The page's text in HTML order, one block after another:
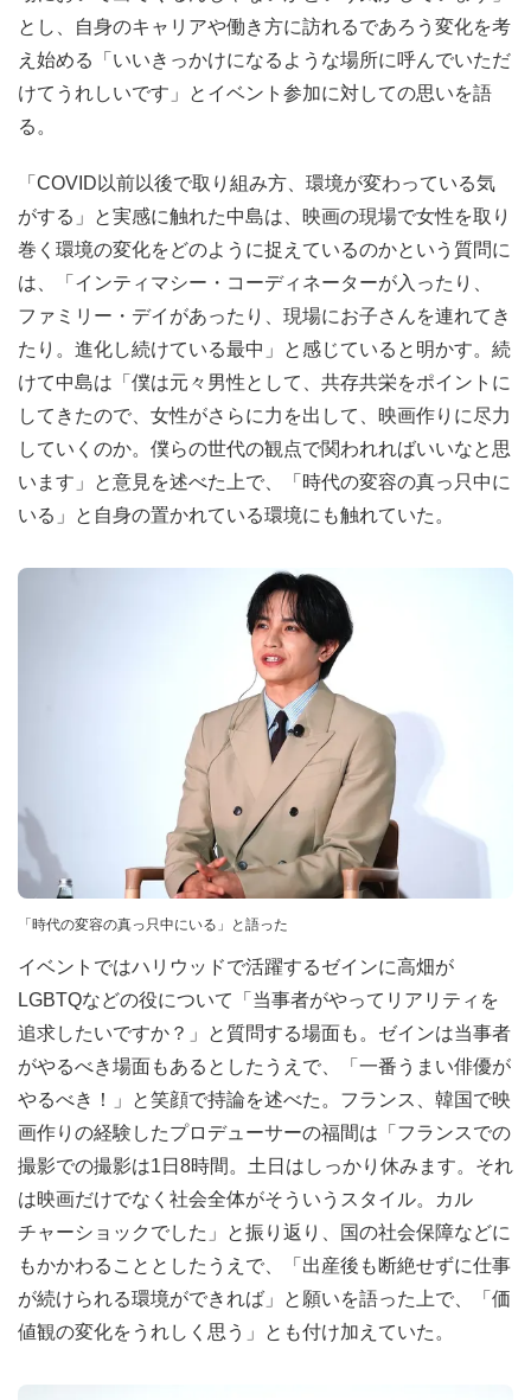
とし、自身のキャリアや働き方に訪れるであろう変化を考
え始める「いいきっかけになるような場所に呼んでいただ
けてうれしいです」とイベント参加に対しての思いを語
る。
「COVID以前以後で取り組み方、環境が変わっている気
がする」と実感に触れた中島は、映画の現場で女性を取り
巻く環境の変化をどのように捉えているのかという質問に
は、「インティマシー・コーディネーターが入ったり、
ファミリー・デイがあったり、現場にお子さんを連れてき
たり。進化し続けている最中」と感じていると明かす。続
けて中島は「僕は元々男性として、共存共栄をポイントに
してきたので、女性がさらに力を出して、映画作りに尽力
していくのか。僕らの世代の観点で関われればいいなと思
います」と意見を述べた上で、「時代の変容の真っ只中に
いる」と自身の置かれている環境にも触れていた。
「時代の変容の真っ只中にいる」と語った
イベントではハリウッドで活躍するゼインに高畑が
LGBTQなどの役について「当事者がやってリアリティを
追求したいですか？」と質問する場面も。ゼインは当事者
がやるべき場面もあるとしたうえで、「一番うまい俳優が
やるべき！」と笑顔で持論を述べた。フランス、韓国で映
画作りの経験したプロデューサーの福間は「フランスでの
撮影での撮影は1日8時間。土日はしっかり休みます。それ
は映画だけでなく社会全体がそういうスタイル。カル
チャーショックでした」と振り返り、国の社会保障などに
もかかわることとしたうえで、「出産後も断絶せずに仕事
が続けられる環境ができれば」と願いを語った上で、「価
値観の変化をうれしく思う」とも付け加えていた。